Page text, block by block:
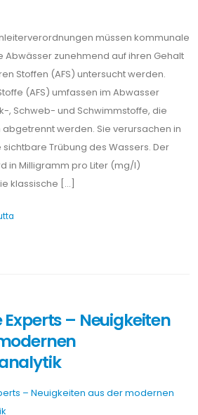
müssen kommunale
Abwässer zunehmend auf ihren Gehalt
Stoffen (AFS) untersucht werden.
(AFS) umfassen im Abwasser
, Schweb- und Schwimmstoffe, die
abgetrennt werden. Sie verursachen in
Trübung des Wassers. Der
in Milligramm pro Liter (mg/l)
klassische […]
– Neuigkeiten